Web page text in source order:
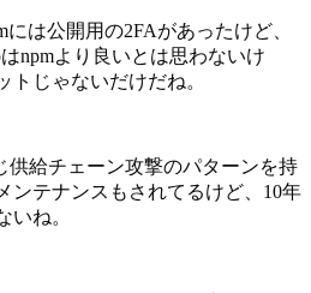
は公開用の2FAがあったけど、
npmより良いとは思わないけ
トじゃないだけだね。
供給チェーン攻撃のパターンを持
ンテナンスもされてるけど、10年
いね。